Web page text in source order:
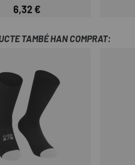
Preu
6,32 €
TAMBÉ HAN COMPRAT: